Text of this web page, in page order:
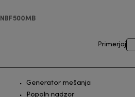
NBF500MB
Primerjaj
Generator mešanja
Popoln nadzor